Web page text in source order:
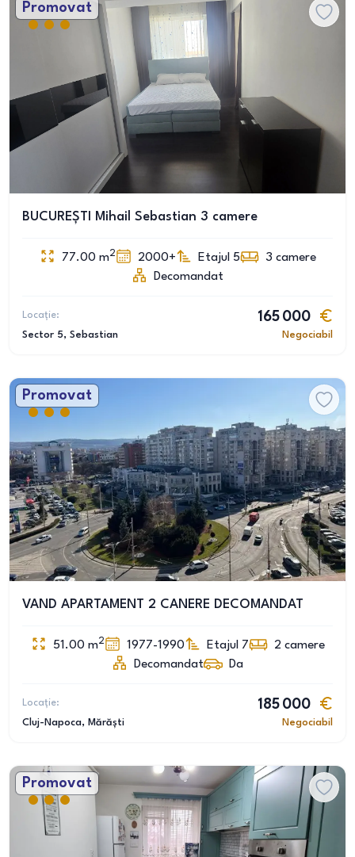
Promovat
BUCUREȘTI Mihail Sebastian 3 camere
77.00 m2 2000+ Etajul 5 3 camere
Decomandat
Locație:
Sector 5, Sebastian
165 000
Negociabil
Promovat
VAND APARTAMENT 2 CANERE DECOMANDAT
51.00 m2 1977-1990 Etajul 7 2 camere
Decomandat
Da
Locație:
Cluj-Napoca, Mărăști
185 000
Negociabil
Promovat